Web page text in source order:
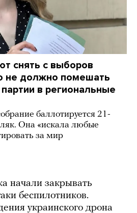
снять с выборов
не должно помешать
в региональные
баллотируется 21-
Она «искала любые
за мир
начали закрывать
беспилотников.
украинского дрона